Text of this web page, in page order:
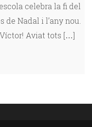
celebra la fi del
Nadal i l’any nou.
Aviat tots […]